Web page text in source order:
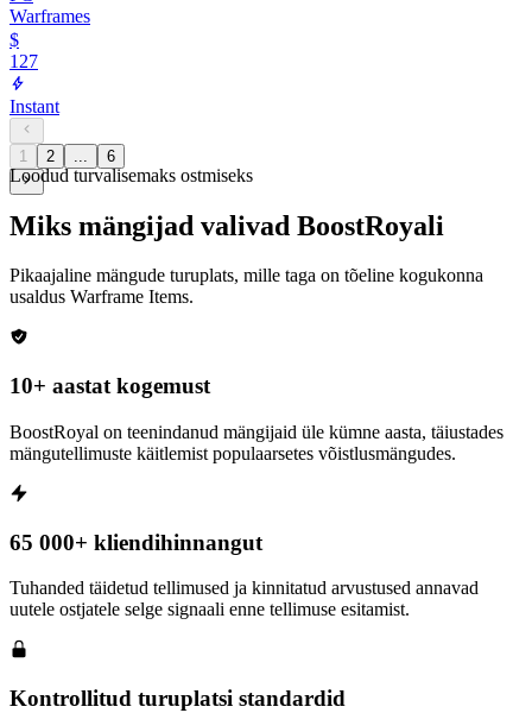
Warframes
$
127
Instant
1 2 ... 6
Loodud turvalisemaks ostmiseks
Miks mängijad valivad BoostRoyali
Pikaajaline mängude turuplats, mille taga on tõeline kogukonna
usaldus Warframe Items.
10+ aastat kogemust
BoostRoyal on teenindanud mängijaid üle kümne aasta, täiustades
mängutellimuste käitlemist populaarsetes võistlusmängudes.
65 000+ kliendihinnangut
Tuhanded täidetud tellimused ja kinnitatud arvustused annavad
uutele ostjatele selge signaali enne tellimuse esitamist.
Kontrollitud turuplatsi standardid